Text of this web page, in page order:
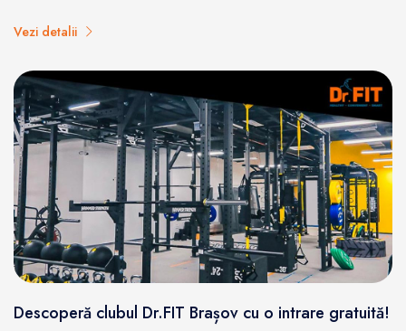
Vezi detalii
Descoperă clubul Dr.FIT Brașov cu o intrare gratuită!